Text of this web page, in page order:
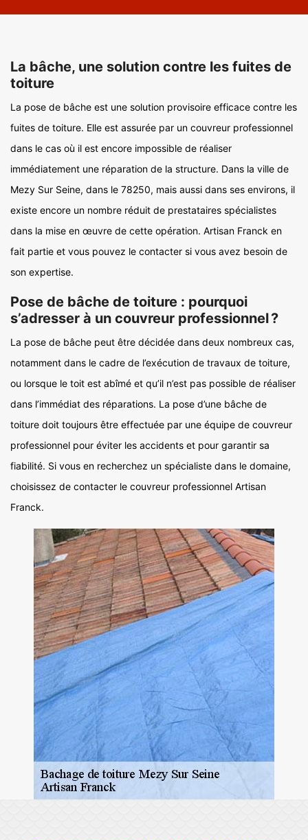
La bâche, une solution contre les fuites de
toiture
La pose de bâche est une solution provisoire efficace contre les
fuites de toiture. Elle est assurée par un couvreur professionnel
dans le cas où il est encore impossible de réaliser
immédiatement une réparation de la structure. Dans la ville de
Mezy Sur Seine, dans le 78250, mais aussi dans ses environs, il
existe encore un nombre réduit de prestataires spécialistes
dans la mise en œuvre de cette opération. Artisan Franck en
fait partie et vous pouvez le contacter si vous avez besoin de
son expertise.
Pose de bâche de toiture : pourquoi
s’adresser à un couvreur professionnel ?
La pose de bâche peut être décidée dans deux nombreux cas,
notamment dans le cadre de l’exécution de travaux de toiture,
ou lorsque le toit est abîmé et qu’il n’est pas possible de réaliser
dans l’immédiat des réparations. La pose d’une bâche de
toiture doit toujours être effectuée par une équipe de couvreur
professionnel pour éviter les accidents et pour garantir sa
fiabilité. Si vous en recherchez un spécialiste dans le domaine,
choisissez de contacter le couvreur professionnel Artisan
Franck.